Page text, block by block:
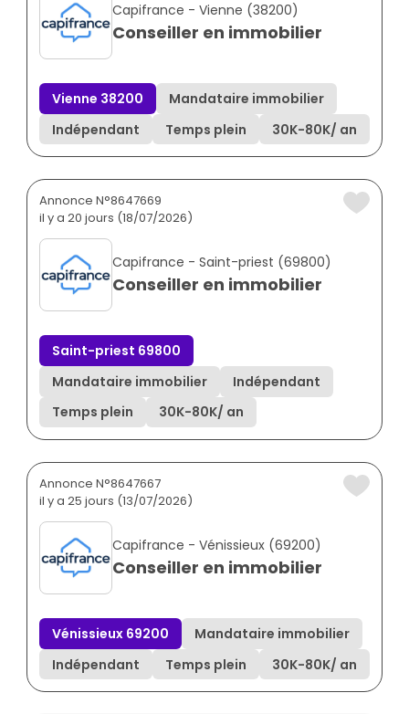
Capifrance - Vienne (38200)
Conseiller en immobilier
Vienne 38200
Mandataire immobilier
Indépendant
Temps plein 30K-80K/ an
Annonce N°8647669
il y a 20 jours (18/07/2026)
Capifrance - Saint-priest (69800)
Conseiller en immobilier
Saint-priest 69800
Mandataire immobilier
Indépendant
Temps plein
30K-80K/ an
Annonce N°8647667
il y a 25 jours (13/07/2026)
Capifrance - Vénissieux (69200)
Conseiller en immobilier
Vénissieux 69200
Mandataire immobilier
Indépendant
Temps plein 30K-80K/ an